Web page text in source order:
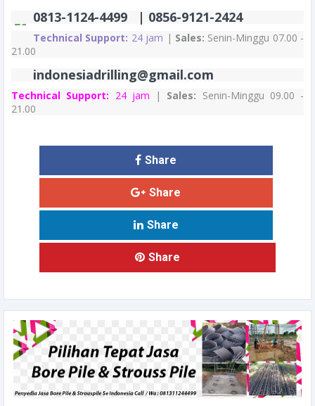
0813-1124-4499 | 0856-9121-2424
Technical Support: 24 jam | Sales: Senin-Minggu 07.00 -
21.00
indonesiadrilling@gmail.com
Technical Support: 24 jam | Sales: Senin-Minggu 09.00 -
21.00
Share
Share
Share
Share